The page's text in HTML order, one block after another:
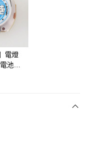
支付方式。 讓您購物簡單
電燈
池
)